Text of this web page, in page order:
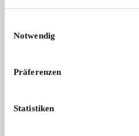
Notwendig
Präferenzen
Statistiken